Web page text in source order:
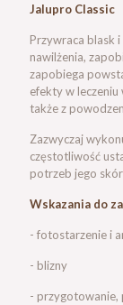
Jalupro Classic
Przywraca blask
nawilżenia,
zapobiega
efekty w
także z
Zazwyczaj
częstotliwość
potrzeb jego
Wskazania do
- fotostarzenie i
- blizny
- przygotowanie,